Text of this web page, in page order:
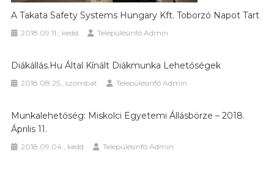
A Takata Safety Systems Hungary Kft. Toborzó Napot Tart
2018.09.11., kedd Településinfó Admin
Diákállás.hu Által Kínált Diákmunka Lehetőségek
2018.08.25., szombat Településinfó Admin
Munkalehetőség: Miskolci Egyetemi Állásbörze – 2018.
Április 11.
2018.09.04., kedd Településinfó Admin